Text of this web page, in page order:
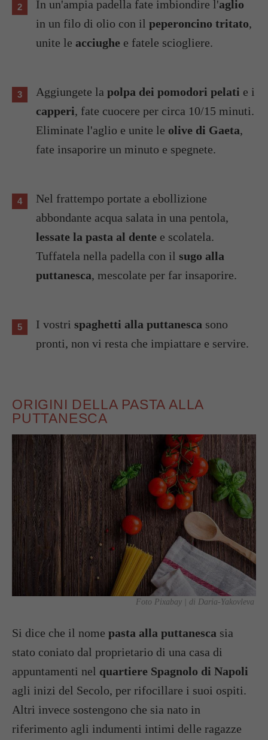
In un'ampia padella fate imbiondire l'aglio
in un filo di olio con il peperoncino tritato,
unite le acciughe e fatele sciogliere.
Aggiungete la polpa dei pomodori pelati e i
capperi, fate cuocere per circa 10/15 minuti.
Eliminate l'aglio e unite le olive di Gaeta,
fate insaporire un minuto e spegnete.
Nel frattempo portate a ebollizione
abbondante acqua salata in una pentola,
lessate la pasta al dente e scolatela.
Tuffatela nella padella con il sugo alla
puttanesca, mescolate per far insaporire.
I vostri spaghetti alla puttanesca sono
pronti, non vi resta che impiattare e servire.
ORIGINI DELLA PASTA ALLA
PUTTANESCA
Foto Pixabay | di Daria-Yakovleva
Si dice che il nome pasta alla puttanesca sia
stato coniato dal proprietario di una casa di
appuntamenti nel quartiere Spagnolo di Napoli
agli inizi del Secolo, per rifocillare i suoi ospiti.
Altri invece sostengono che sia nato in
riferimento agli indumenti intimi delle ragazze